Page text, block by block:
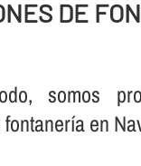
DE
somos
en